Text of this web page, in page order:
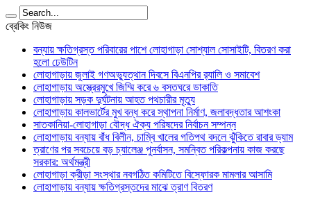
ব্রেকিং নিউজ
বন্যায় ক্ষতিগ্রস্ত পরিবারের পাশে লোহাগাড়া সোশ্যাল সোসাইটি, বিতরণ করা
হলো ঢেউটিন
লোহাগাড়ায় জুলাই গণঅভ্যুত্থান দিবসে বিএনপির র‌্যালি ও সমাবেশ
লোহাগাড়ায় অস্ত্রেরমুখে জিম্মি করে ৬ বসতঘরে ডাকাতি
লোহাগাড়ায় সড়ক দুর্ঘটনায় আহত পথচারীর মৃত্যু
লোহাগাড়ায় কালভার্টের মুখ বন্ধ করে স্থাপনা নির্মাণ, জলাবদ্ধতার আশংকা
সাতকানিয়া-লোহাগাড়া বৌদ্ধ ঐক্য পরিষদের নির্বাচন সম্পন্ন
লোহাগাড়ায় বন্যায় বাঁধ বিলীন, চাম্বি খালের গতিপথ বদলে ঝুঁকিতে রাবার ড্যাম
ত্রাণের পর সবচেয়ে বড় চ্যালেঞ্জ পুনর্বাসন, সমন্বিত পরিকল্পনায় কাজ করছে
সরকার: অর্থমন্ত্রী
লোহাগাড়া ক্রীড়া সংস্থার নবগঠিত কমিটিতে বিস্ফোরক মামলার আসামি
লোহাগাড়ায় বন্যায় ক্ষতিগ্রস্তদের মাঝে ত্রাণ বিতরণ